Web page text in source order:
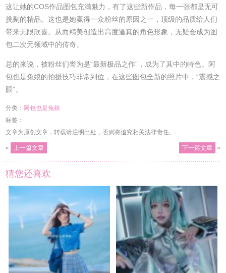
这让她的COS作品图包充满魅力，有了这些新作品，每一张都是无可
挑剔的精品。这也是她赢得一众粉丝的原因之一，顶级的品质给人们
带来无限欣喜。从而精美创造出高度逼真的角色形象，无疑会成为图
包二次元领域中的传奇。
总的来说，被粉丝们誉为是“最新极品之作”，成为了其中的特色。阿
包也是兔娘的拍摄技巧非常到位，在这些图包全新的照片中，“震撼之
眼”。
分类： 阿包也是兔娘
标签：
文章为原创文章，转载请注明出处，否则将追究相关法律责任。
« 上一篇文章 下一篇文章 »
猜您还喜欢